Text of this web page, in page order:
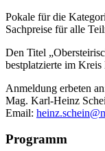
Pokale für die
Sachpreise für alle
Den Titel
bestplatzierte im
Anmeldung erbeten
Mag. Karl-Heinz
Email:
Programm